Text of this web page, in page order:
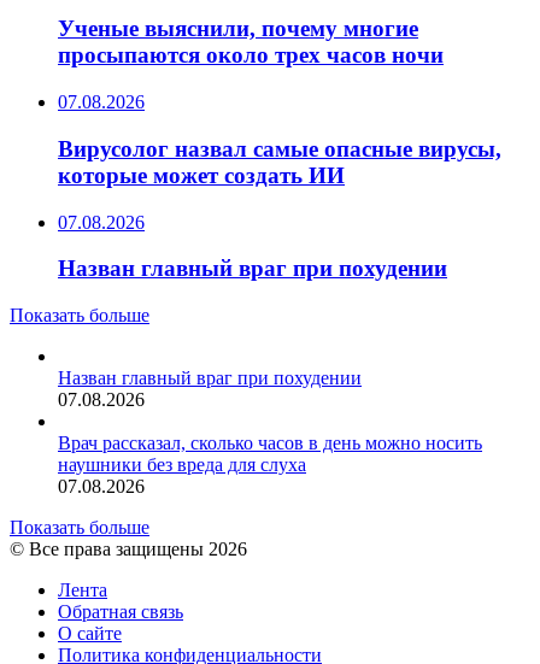
Ученые выяснили, почему многие
просыпаются около трех часов ночи
07.08.2026
Вирусолог назвал самые опасные вирусы,
которые может создать ИИ
07.08.2026
Назван главный враг при похудении
Показать больше
Назван главный враг при похудении
07.08.2026
Врач рассказал, сколько часов в день можно носить
наушники без вреда для слуха
07.08.2026
Показать больше
© Все права защищены 2026
Лента
Обратная связь
О сайте
Политика конфиденциальности